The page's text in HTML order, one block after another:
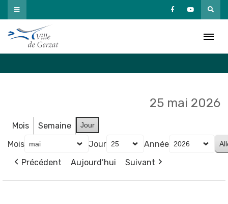
Passer
au
contenu
25 mai 2026
Mois Semaine Jour
Mois Jour
Année
Précédent
Aujourd’hui Suivant